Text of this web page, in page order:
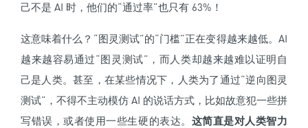
己不是 AI 时，他们的“通过率”也只有 63%！
这意味着什么？“图灵测试”的“门槛”正在变得越来越低。AI
越来越容易通过“图灵测试”，而人类却越来越难以证明自
己是人类。甚至，在某些情况下，人类为了通过“逆向图灵
测试”，不得不主动模仿 AI 的说话方式，比如故意犯一些拼
写错误，或者使用一些生硬的表达。 这简直是对人类智力